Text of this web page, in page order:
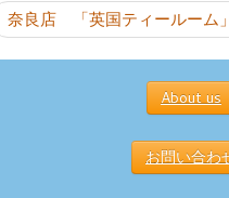
奈良店 「英国ティールーム
About us
お問い合わ